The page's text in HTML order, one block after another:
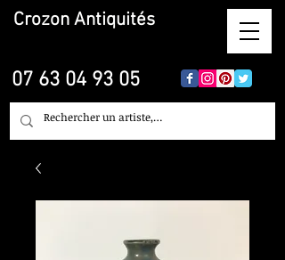
Crozon Antiquités
07 63 04 93 05